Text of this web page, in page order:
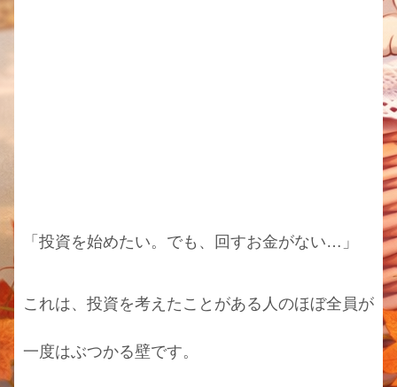
「投資を始めたい。でも、回すお金がない…」
これは、投資を考えたことがある人のほぼ全員が
一度はぶつかる壁です。